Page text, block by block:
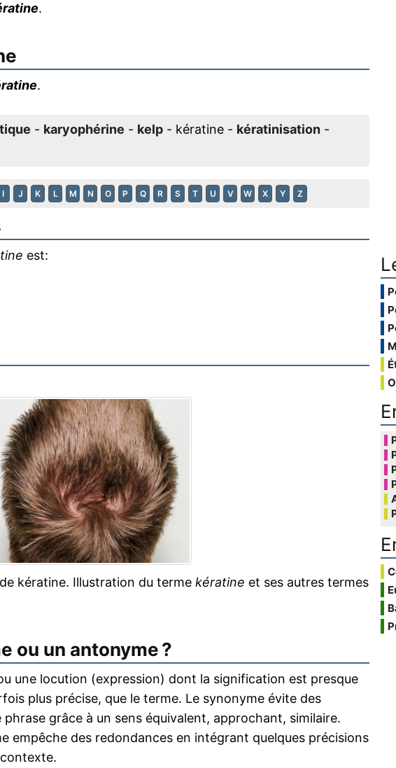
.
.
- karyophérine - kelp - kératine - kératinisation -
I J K L M N O P Q R S T U V W X Y Z
est:
kératine. Illustration du terme kératine et ses autres termes
ou un antonyme ?
une locution (expression) dont la signification est presque
plus précise, que le terme. Le synonyme évite des
grâce à un sens équivalent, approchant, similaire.
empêche des redondances en intégrant quelques précisions